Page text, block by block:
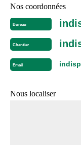
Nos coordonnées
Bureau
Chantier
Email
Nous localiser